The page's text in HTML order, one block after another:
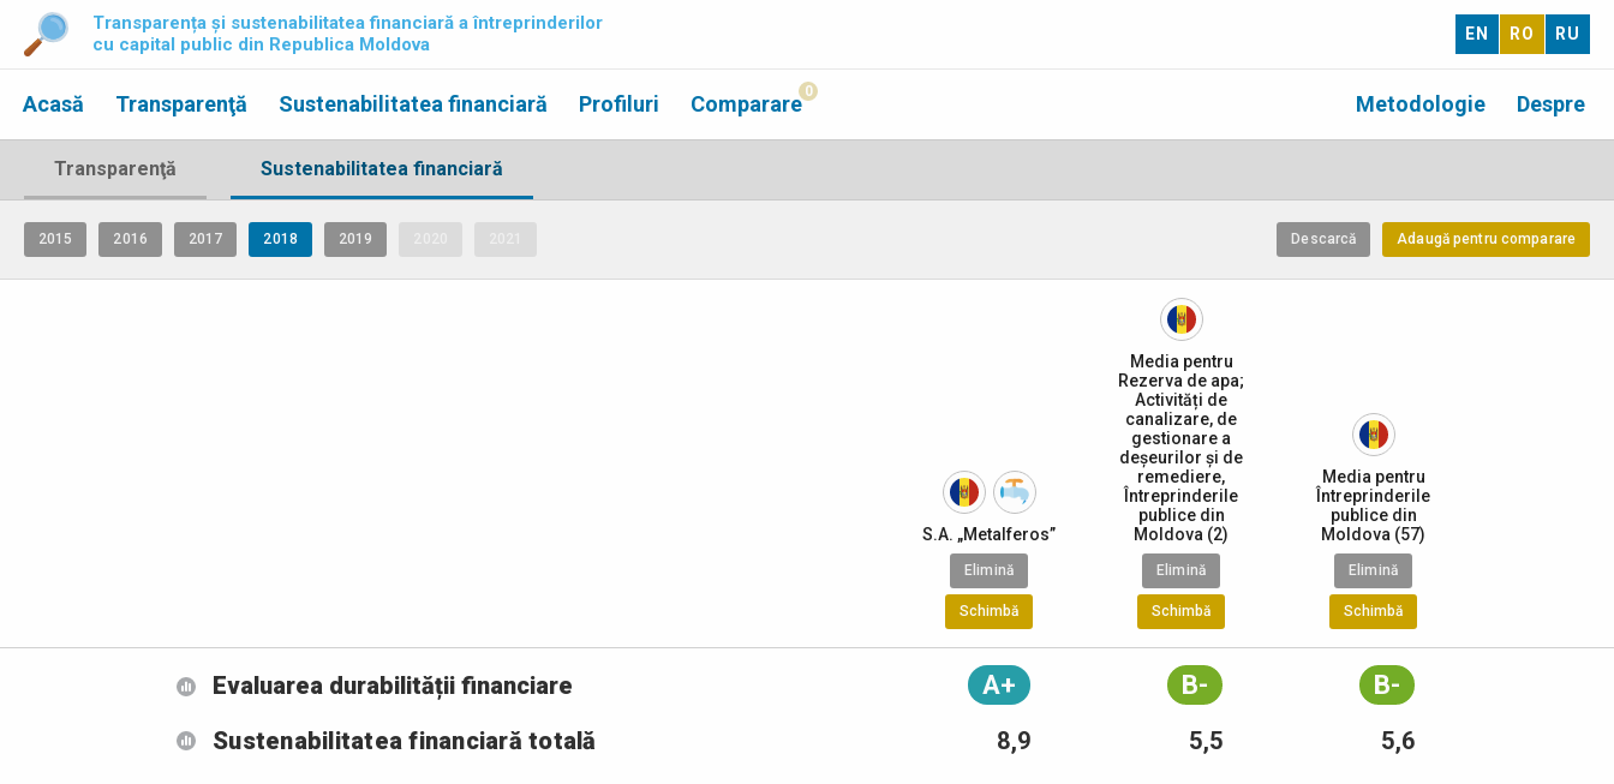
Transparența și sustenabilitatea financiară a întreprinderilor
cu capital public din Republica Moldova
EN RO RU
Acasă Transparenţă Despre
Metodologie
Sustenabilitatea financiară Profiluri Comparare 0
Transparenţă Sustenabilitatea financiară
2015 2016 2017 2018 2019 Adaugă pentru comparare
Descarcă
S.A. „Metalferos”
Elimină
Schimbă
Media pentru
Rezerva de apa;
Activități de
canalizare, de
gestionare a
deșeurilor și de
remediere,
Întreprinderile
publice din
Moldova (2)
Elimină
Schimbă
Media pentru
Întreprinderile
publice din
Moldova (57)
Elimină
Schimbă
Evaluarea durabilității financiare A+ B- B-
Sustenabilitatea financiară totală 8,9 5,5 5,6